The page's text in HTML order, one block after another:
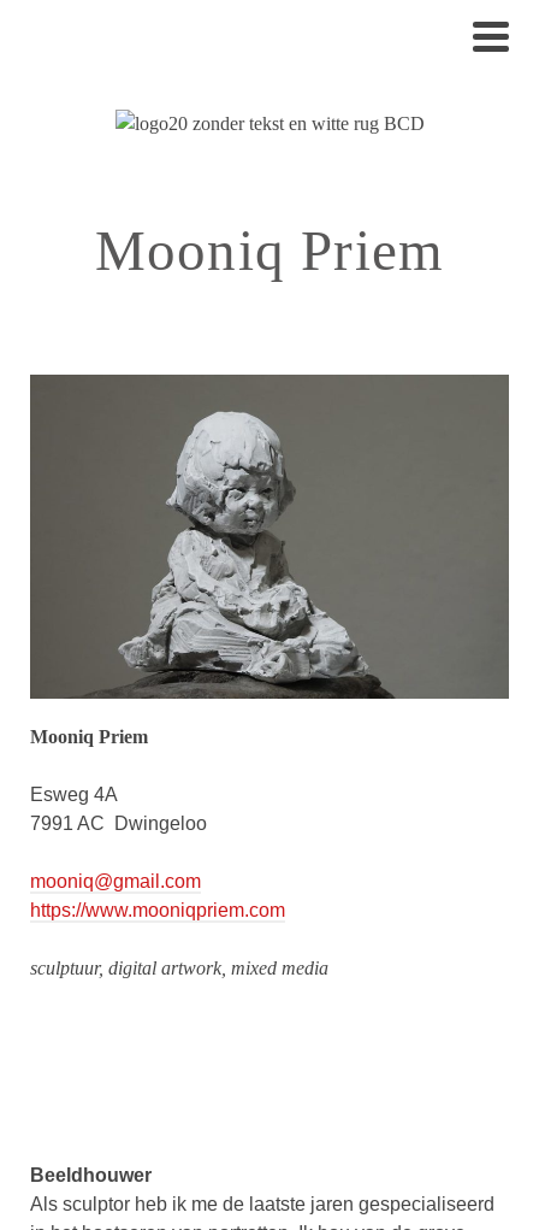
Mooniq Priem
Mooniq Priem
Esweg 4A
7991 AC
Dwingeloo
mooniq@gmail.com
https://www.mooniqpriem.com
sculptuur, digital artwork, mixed media
Beeldhouwer
Als sculptor heb ik me de laatste jaren gespecialiseerd